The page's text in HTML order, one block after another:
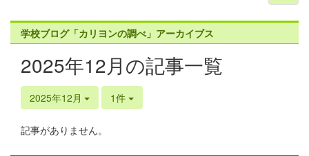
学校ブログ「カリヨンの調べ」アーカイブス
2025年12月の記事一覧
2025年12月 1件
記事がありません。